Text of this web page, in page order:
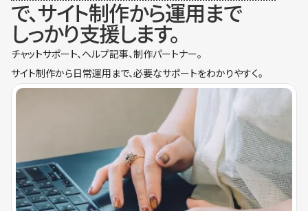
で、サイト制作から運用まで
しっかり支援します。
チャットサポート、ヘルプ記事、制作パートナー。
サイト制作から日常運用まで、必要なサポートをわかりやすく。